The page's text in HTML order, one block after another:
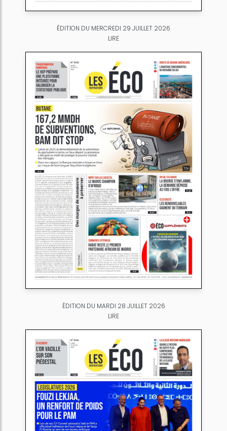
ÉDITION DU MERCREDI 29 JUILLET 2026
LIRE
ÉDITION DU MARDI 28 JUILLET 2026
LIRE